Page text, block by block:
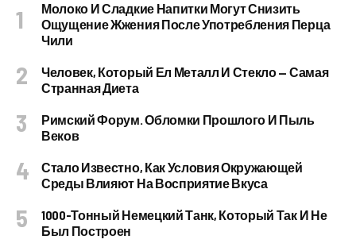
Молоко И Сладкие Напитки Могут Снизить
Ощущение Жжения После Употребления Перца
Чили
Человек, Который Ел Металл И Стекло — Самая
Странная Диета
Римский Форум. Обломки Прошлого И Пыль
Веков
Стало Известно, Как Условия Окружающей
Среды Влияют На Восприятие Вкуса
1000-Тонный Немецкий Танк, Который Так И Не
Был Построен